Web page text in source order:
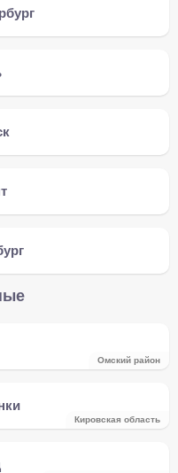
Омский район
Кировская область